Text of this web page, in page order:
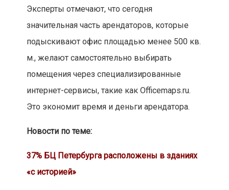
Эксперты отмечают, что сегодня
значительная часть арендаторов, которые
подыскивают офис площадью менее 500 кв.
м., желают самостоятельно выбирать
помещения через специализированные
интернет-сервисы, такие как Officemaps.ru.
Это экономит время и деньги арендатора.
Новости по теме:
37% БЦ Петербурга расположены в зданиях
«с историей»